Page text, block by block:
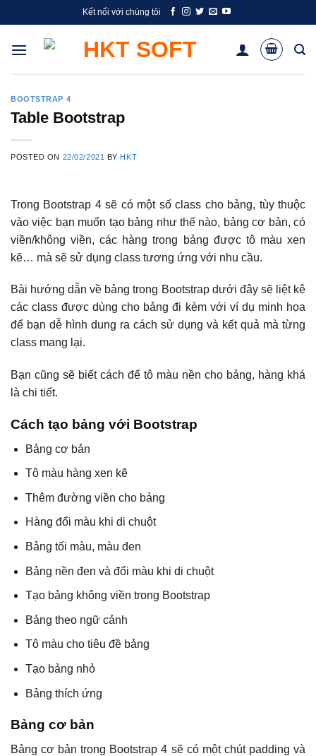
to
content
Kết nối với chúng tôi
BOOTSTRAP 4
Table Bootstrap
POSTED ON 22/02/2021 BY HKT
Trong Bootstrap 4 sẽ có một số class cho bảng, tùy thuộc
vào việc bạn muốn tạo bảng như thế nào, bảng cơ bản, có
viền/không viền, các hàng trong bảng được tô màu xen
kẽ… mà sẽ sử dụng class tương ứng với nhu cầu.
Bài hướng dẫn về bảng trong Bootstrap dưới đây sẽ liệt kê
các class được dùng cho bảng đi kèm với ví dụ minh họa
để bạn dễ hình dung ra cách sử dụng và kết quả mà từng
class mang lại.
Bạn cũng sẽ biết cách để tô màu nền cho bảng, hàng khá
là chi tiết.
Cách tạo bảng với Bootstrap
Bảng cơ bản
Tô màu hàng xen kẽ
Thêm đường viền cho bảng
Hàng đổi màu khi di chuột
Bảng tối màu, màu đen
Bảng nền đen và đổi màu khi di chuột
Tạo bảng không viền trong Bootstrap
Bảng theo ngữ cảnh
Tô màu cho tiêu đề bảng
Tạo bảng nhỏ
Bảng thích ứng
Bảng cơ bản
Bảng cơ bản trong Bootstrap 4 sẽ có một chút padding và